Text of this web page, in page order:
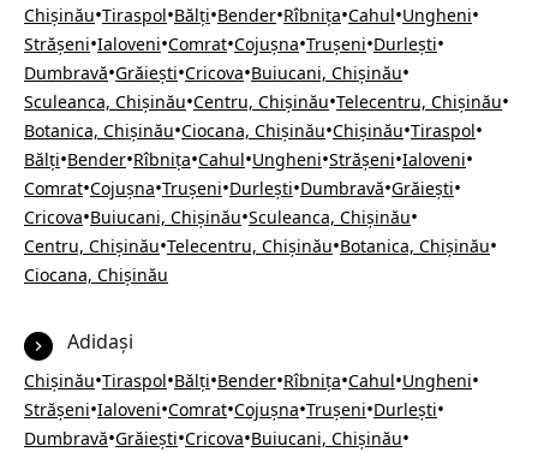
Chișinău•Tiraspol•Bălți•Bender•Rîbnița•Cahul•Ungheni•
Strășeni•Ialoveni•Comrat•Cojușna•Trușeni•Durlești•
Dumbravă•Grăiești•Cricova•Buiucani, Chișinău•
Sculeanca, Chișinău•Centru, Chișinău•Telecentru, Chișinău•
Botanica, Chișinău•Ciocana, Chișinău•Chișinău•Tiraspol•
Bălți•Bender•Rîbnița•Cahul•Ungheni•Strășeni•Ialoveni•
Comrat•Cojușna•Trușeni•Durlești•Dumbravă•Grăiești•
Cricova•Buiucani, Chișinău•Sculeanca, Chișinău•
Centru, Chișinău•Telecentru, Chișinău•Botanica, Chișinău•
Ciocana, Chișinău
Adidași
Chișinău•Tiraspol•Bălți•Bender•Rîbnița•Cahul•Ungheni•
Strășeni•Ialoveni•Comrat•Cojușna•Trușeni•Durlești•
Dumbravă•Grăiești•Cricova•Buiucani, Chișinău•